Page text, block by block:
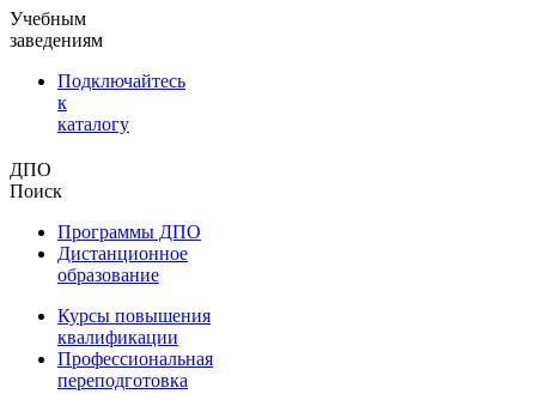
Учебным
заведениям
Подключайтесь
к
каталогу
ДПО
Поиск
Программы ДПО
Дистанционное
образование
Курсы повышения
квалификации
Профессиональная
переподготовка